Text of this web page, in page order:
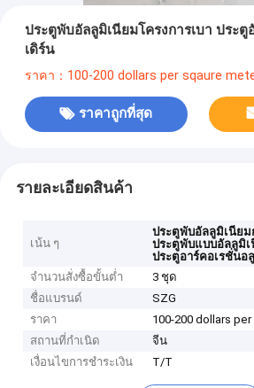
ประตูพับอัลลูมิเนียมโครงการเบา ประ
เดิร์น
ราคา：100-200 dollars per sqaure
ราคาถูกที่สุด
รายละเอียดสินค้า
เน้น ๆ
ประตูพับอัลลูมิเนียม
ประตูพับแบบอัลลูมิ
ประตูอาร์คอเรชั่นอ
จำนวนสั่งซื้อขั้นต่ำ
3 ชุด
ชื่อแบรนด์
SZG
ราคา
100-200 dollars
สถานที่กำเนิด
จีน
เงื่อนไขการชำระเงิน
T/T